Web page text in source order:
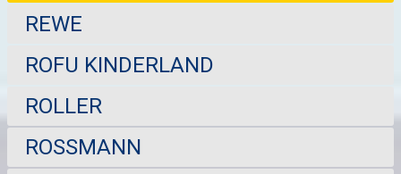
REWE
ROFU KINDERLAND
ROLLER
ROSSMANN